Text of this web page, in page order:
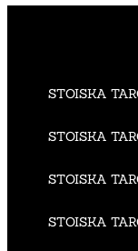
STOISKA
STOISKA
STOISKA
STOISKA